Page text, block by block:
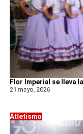
Flor Imperial se lleva
21 mayo, 2026
Atletismo